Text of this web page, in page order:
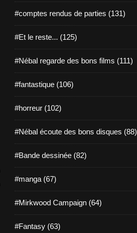
#comptes rendus de parties (131)
#Et le reste... (125)
#Nébal regarde des bons films (111)
#fantastique (106)
#horreur (102)
#Nébal écoute des bons disques (88)
#Bande dessinée (82)
#manga (67)
#Mirkwood Campaign (64)
#Fantasy (63)